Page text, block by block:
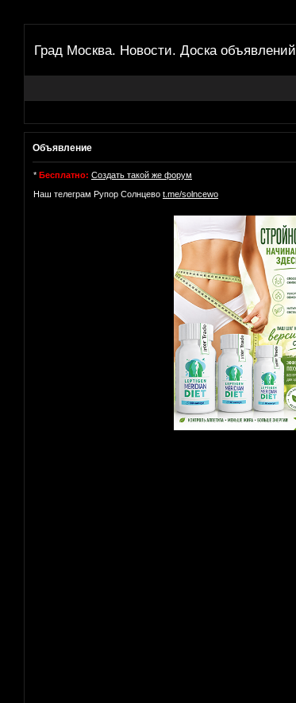
Град Москва. Новости. Доска объявлений
Объявление
* Бесплатно: Создать такой же форум
Наш телеграм Рупор Солнцево t.me/solncewo